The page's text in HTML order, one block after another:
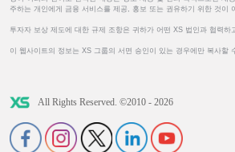
주하는 개인에게 금융 서비스를 제공, 홍보 또는 권유하기 위한 것이
투자자 보상 제도에 대한 규제 조항은 귀하가 어떤 XS 법인과 협력하
이 웹사이트의 정보는 XS 그룹의 서면 승인이 있는 경우에만 복사할
All Rights Reserved. ©2010 - 2026